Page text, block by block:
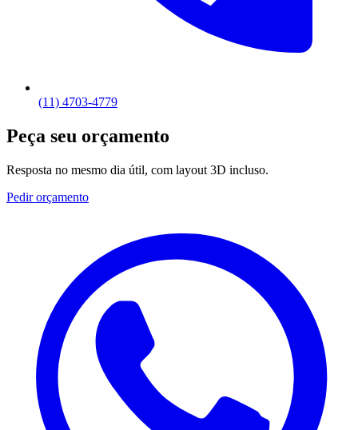
(11) 4703-4779
Peça seu orçamento
Resposta no mesmo dia útil, com layout 3D incluso.
Pedir orçamento